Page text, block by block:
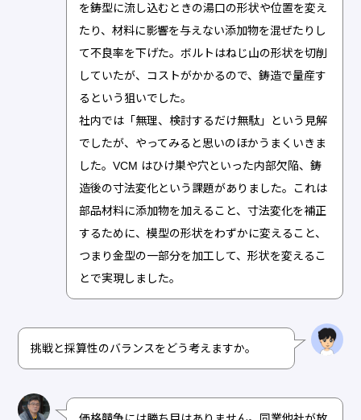
を鋳型に流し込むときの湯口の形状や位置を変え
たり、材料に影響を与えない添加物を混ぜたりし
て不良率を下げた。ボルトはねじ山の形状を切削
していたが、コストがかかるので、鋳造で量産す
るという狙いでした。
社内では「無理、検討するだけ無駄」という見解
でしたが、やってみると思いのほかうまくいきま
した。VCM はひけ巣や穴といった内部欠陥、鋳
造後の寸法変化という課題がありました。これは
部品材料に添加物を加えること、寸法変化を補正
するために、模型の形状をわずかに変えること、
つまり金型の一部分を加工して、形状を変えるこ
とで実現しました。
挑戦と採算性のバランスをどう考えますか。